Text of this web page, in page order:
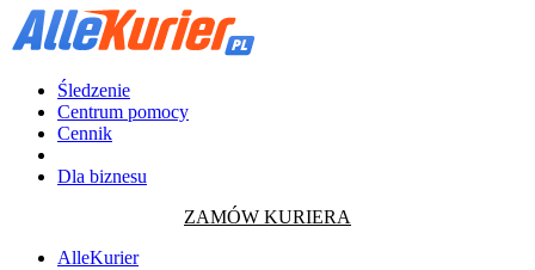
Śledzenie
Centrum pomocy
Cennik
Dla biznesu
ZAMÓW KURIERA
AlleKurier